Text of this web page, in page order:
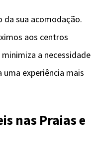
da sua acomodação.
aos centros
a necessidade
experiência mais
nas Praias e